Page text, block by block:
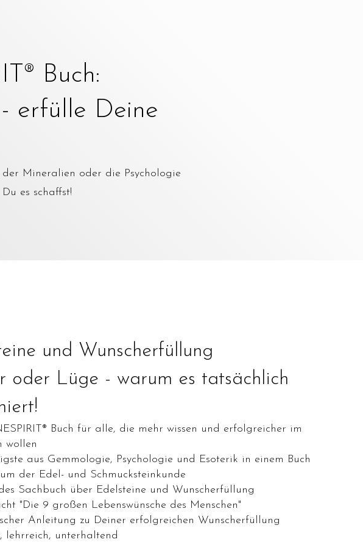
Buch:
erfülle Deine
Mineralien oder die Psychologie
es schaffst!
und Wunscherfüllung
oder Lüge - warum es tatsächlich
Buch für alle, die mehr wissen und erfolgreicher im
wollen
aus Gemmologie, Psychologie und Esoterik in einem Buch
der Edel- und Schmucksteinkunde
Sachbuch über Edelsteine und Wunscherfüllung
"Die 9 großen Lebenswünsche des Menschen"
Anleitung zu Deiner erfolgreichen Wunscherfüllung
lehrreich, unterhaltend